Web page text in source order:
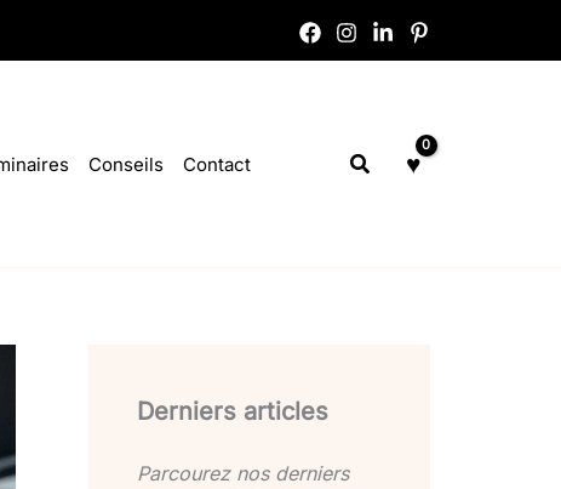
Conseils Contact Rechercher
Derniers articles
Parcourez nos derniers